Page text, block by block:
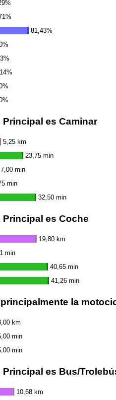
81,43%
es Caminar
5,25 km
23,75 min
7,00 min
min
32,50 min
es Coche
19,80 km
min
40,65 min
41,26 min
la
km
min
min
es Bus/
10,68 km